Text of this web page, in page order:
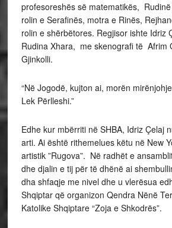
profesoreshës së matematikës,
rolin e Serafinës, motra e Rinës,
rolin e shërbëtores. Regjisor ishte Idriz
Rudina Xhara, me skenografi të Afrim
Gjinkolli.
“Në Jogodë, kujton ai, morën
Lek Përlleshi.”
Edhe kur mbërriti në SHBA, Idriz Çelaj
arti. Ai është rithemelues këtu në New
artistik ”Rugova”. Në radhët e
dhe djalin e tij për të dhënë ai
dha shfaqje me nivel dhe u vlerësua
Shqiptar që organizon Qendra Nënë
Katolike Shqiptare “Zoja e Shkodrës”.